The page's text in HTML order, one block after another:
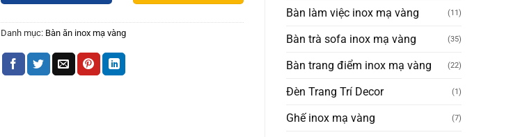
Danh mục: Bàn ăn inox mạ vàng
Bàn làm việc inox mạ vàng (11)
Bàn trà sofa inox mạ vàng (35)
Bàn trang điểm inox mạ vàng (22)
Đèn Trang Trí Decor (1)
Ghế inox mạ vàng (7)